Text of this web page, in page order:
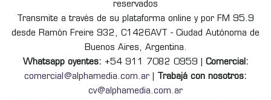
reservados
Transmite a través de su plataforma online y por FM 95.9
desde Ramón Freire 932, C1426AVT - Ciudad Autónoma de
Buenos Aires, Argentina.
Whatsapp oyentes: +54 911 7082 0959 | Comercial:
comercial@alphamedia.com.ar
Trabajá con nosotros:
cv@alphamedia.com.ar